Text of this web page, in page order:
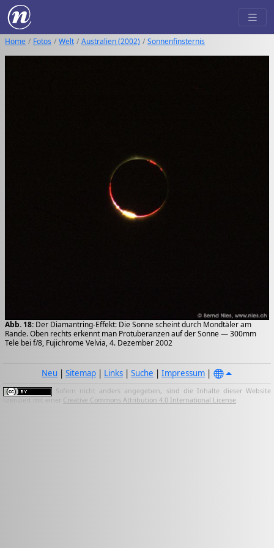
Home Fotos Welt Australien (2002) Sonnenfinsternis
Abb. 18: Der Diamantring-Effekt: Die Sonne scheint durch Mondtäler am
Rande. Oben rechts erkennt man Protuberanzen auf der Sonne — 300mm
Tele bei f/8, Fujichrome Velvia, 4. Dezember 2002
Neu |Sitemap | Links |Suche |Impressum |
Sofern nicht anders angegeben, sind die Inhalte dieser Website
lizenziert mit einer Creative Commons Attribution 4.0 International License.